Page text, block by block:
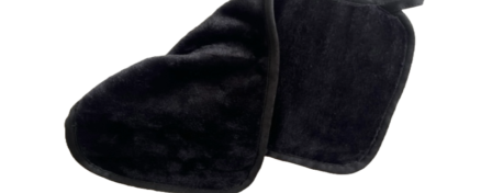
Makiažo rankšluostukas